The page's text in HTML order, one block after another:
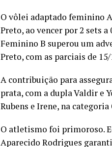
O vôlei adaptado feminino
Preto, ao vencer por 2 sets
Feminino B superou um
Preto, com as parciais de 15/
A contribuição para
prata, com a dupla Valdir e
Rubens e Irene, na categoria
O atletismo foi primoroso.
Aparecido Rodrigues